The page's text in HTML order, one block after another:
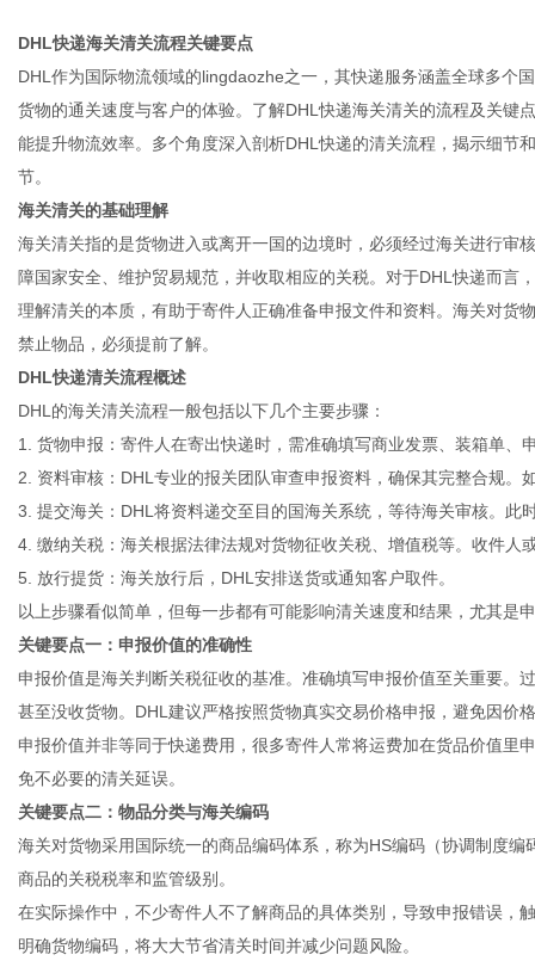
DHL快递海关清关流程关键要点
DHL作为国际物流领域的lingdaozhe之一，其快递服务涵盖全球多个
货物的通关速度与客户的体验。了解DHL快递海关清关的流程及关键
能提升物流效率。多个角度深入剖析DHL快递的清关流程，揭示细节
节。
海关清关的基础理解
海关清关指的是货物进入或离开一国的边境时，必须经过海关进行审
障国家安全、维护贸易规范，并收取相应的关税。对于DHL快递而言
理解清关的本质，有助于寄件人正确准备申报文件和资料。海关对货
禁止物品，必须提前了解。
DHL快递清关流程概述
DHL的海关清关流程一般包括以下几个主要步骤：
1. 货物申报：寄件人在寄出快递时，需准确填写商业发票、装箱单
2. 资料审核：DHL专业的报关团队审查申报资料，确保其完整合规。
3. 提交海关：DHL将资料递交至目的国海关系统，等待海关审核。此
4. 缴纳关税：海关根据法律法规对货物征收关税、增值税等。收件人
5. 放行提货：海关放行后，DHL安排送货或通知客户取件。
以上步骤看似简单，但每一步都有可能影响清关速度和结果，尤其是
关键要点一：申报价值的准确性
申报价值是海关判断关税征收的基准。准确填写申报价值至关重要。
甚至没收货物。DHL建议严格按照货物真实交易价格申报，避免因价
申报价值并非等同于快递费用，很多寄件人常将运费加在货品价值里
免不必要的清关延误。
关键要点二：物品分类与海关编码
海关对货物采用国际统一的商品编码体系，称为HS编码（协调制度
商品的关税税率和监管级别。
在实际操作中，不少寄件人不了解商品的具体类别，导致申报错误，
明确货物编码，将大大节省清关时间并减少问题风险。